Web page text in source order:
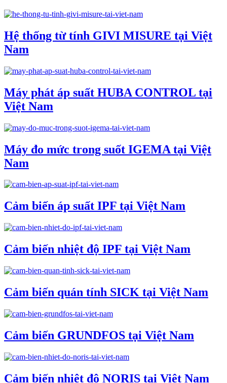
Hệ thống từ tính GIVI MISURE tại Việt
Nam
Máy phát áp suất HUBA CONTROL tại
Việt Nam
Máy đo mức trong suốt IGEMA tại Việt
Nam
Cảm biến áp suất IPF tại Việt Nam
Cảm biến nhiệt độ IPF tại Việt Nam
Cảm biến quán tính SICK tại Việt Nam
Cảm biến GRUNDFOS tại Việt Nam
Cảm biến nhiệt độ NORIS tại Việt Nam